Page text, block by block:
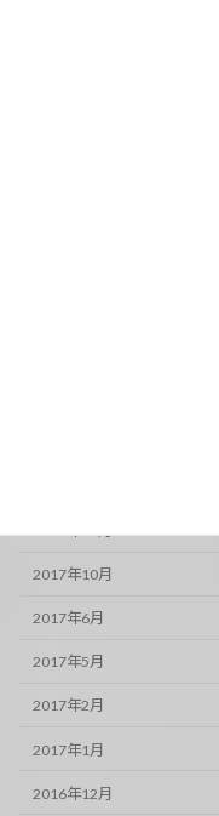
2017年10月
2017年6月
2017年5月
2017年2月
2017年1月
2016年12月